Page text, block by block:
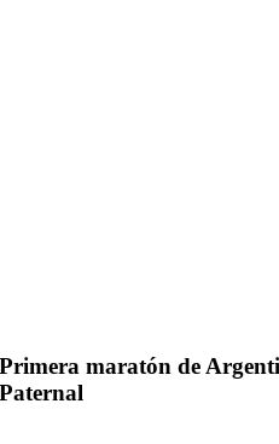
Primera maratón de
Paternal